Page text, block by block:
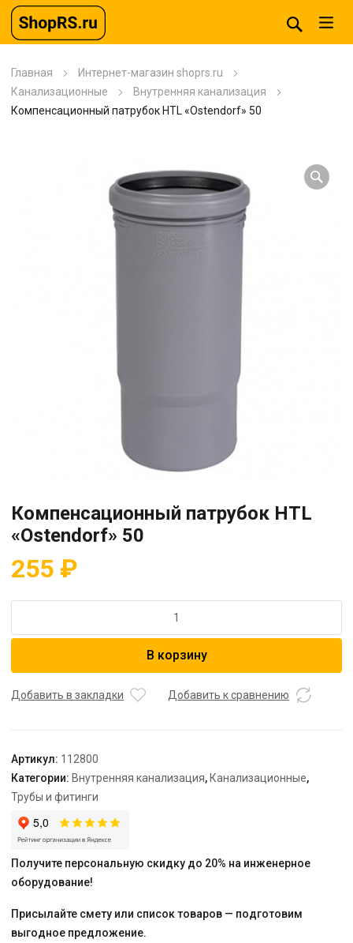
Главная
Интернет-магазин shoprs.ru
Канализационные
Внутренняя канализация
Компенсационный патрубок HTL «Ostendorf» 50
Компенсационный патрубок HTL
«Ostendorf» 50
255 ₽
Компенсационный
"Ostendorf"
В корзину
Добавить в закладки Добавить к сравнению
Артикул: 112800
Категории: Внутренняя канализация, Канализационные,
Трубы и фитинги
Получите персональную скидку до 20% на инженерное
оборудование!
Присылайте смету или список товаров — подготовим
выгодное предложение.